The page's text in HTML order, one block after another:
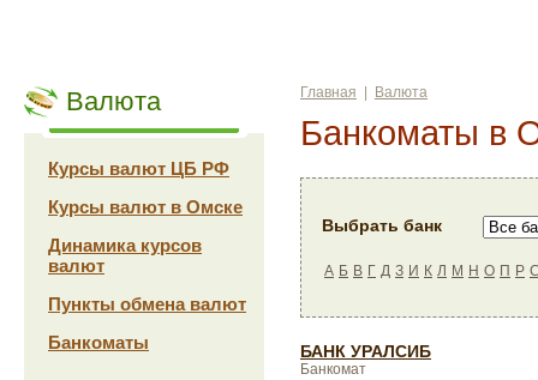
Валюта
Курсы валют ЦБ РФ
Курсы валют в Омске
Динамика курсов
валют
Пункты обмена валют
Банкоматы
Главная Валюта
Банкоматы в
Выбрать банк
А Б В Г Д З И К Л М Н О П Р
БАНК УРАЛСИБ
Банкомат